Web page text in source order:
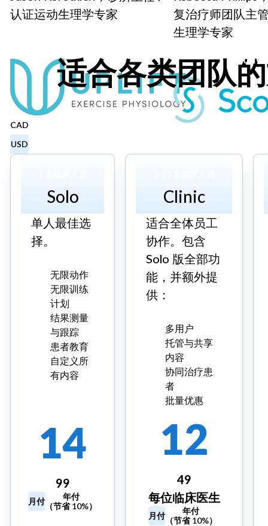
认证运动生理学专家
复治疗师团队主
生理学专家
适合各类团队
CAD
USD
Solo
单人最佳选
择。
无限动作
无限训练
计划
结果测量
与跟踪
患者教育
自定义所
有内容
14
99
月付
年付
（节省 10%）
Clinic
适合全体员工
协作。包含
Solo 版全部功
能，并额外提
供：
多用户
托管与共享
内容
协同治疗患
者
批量优惠
12
49
每位临床医生
月付
年付
（节省 10%）